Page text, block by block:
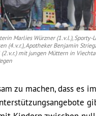
Marlies Würzner (1.v.l.), Sporty-
(4.v.r.), Apotheker Benjamin
mit jungen Müttern in
zu machen, dass es